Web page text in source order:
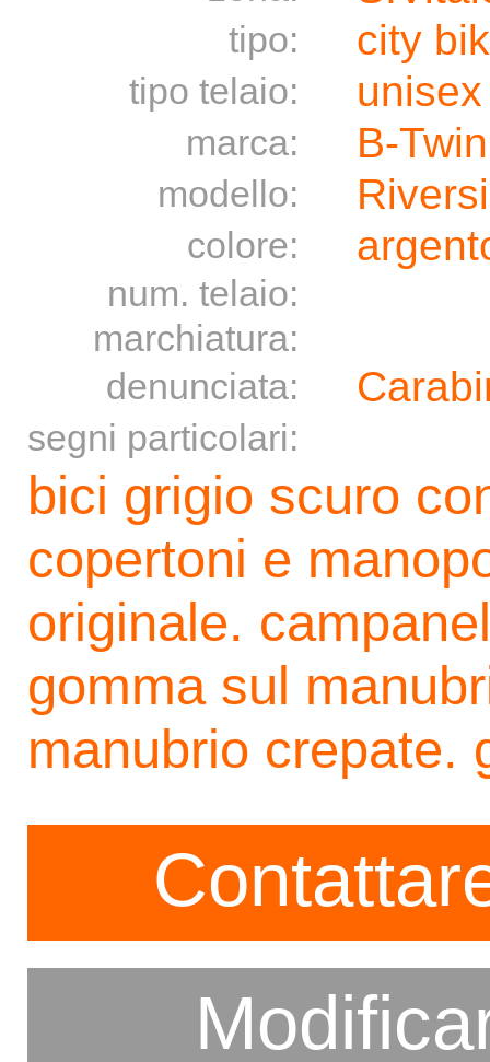
tipo: city
tipo telaio: unisex
marca: B-
modello:
colore:
num. telaio:
marchiatura:
denunciata:
segni particolari:
bici grigio scuro
copertoni e
originale.
gomma sul
manubrio crepate.